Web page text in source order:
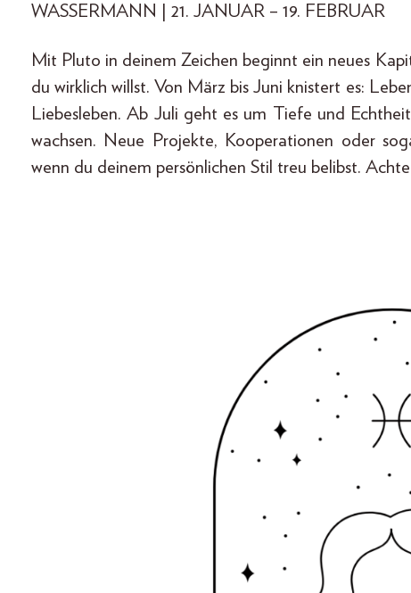
WASSERMANN | 21. JANUAR – 19. FEBRUAR
Mit Pluto in deinem Zeichen beginnt ein neues
du wirklich willst. Von März bis Juni knistert es:
Liebesleben. Ab Juli geht es um Tiefe und
wachsen. Neue Projekte, Kooperationen oder
wenn du deinem persönlichen Stil treu belibst.